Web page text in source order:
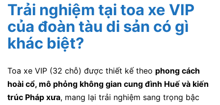
Trải nghiệm tại toa xe VIP
của đoàn tàu di sản có gì
khác biệt?
Toa xe VIP (32 chỗ) được thiết kế theo phong cách
hoài cổ, mô phỏng không gian cung đình Huế và kiến
trúc Pháp xưa, mang lại trải nghiệm sang trọng bậc